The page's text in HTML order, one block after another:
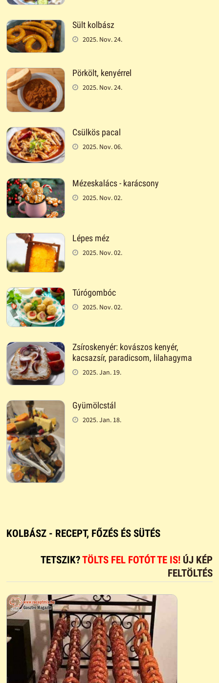
Sült kolbász
2025. Nov. 24.
Pörkölt, kenyérrel
2025. Nov. 24.
Csülkös pacal
2025. Nov. 06.
Mézeskalács - karácsony
2025. Nov. 02.
Lépes méz
2025. Nov. 02.
Túrógombóc
2025. Nov. 02.
Zsíroskenyér: kovászos kenyér,
kacsazsír, paradicsom, lilahagyma
2025. Jan. 19.
Gyümölcstál
2025. Jan. 18.
KOLBÁSZ - RECEPT, FŐZÉS ÉS SÜTÉS
TETSZIK?TÖLTS FEL FOTÓT TE IS! ÚJ KÉP
FELTÖLTÉS